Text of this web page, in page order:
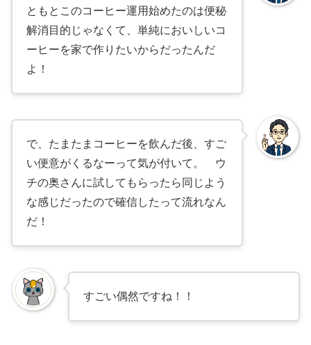
ともとこのコーヒー運用始めたのは便秘
解消目的じゃなくて、単純においしいコ
ーヒーを家で作りたいからだったんだ
よ！
で、たまたまコーヒーを飲んだ後、すご
い便意がくるなーって気が付いて。 ウ
チの奥さんに試してもらったら同じよう
な感じだったので確信したって流れなん
だ！
すごい偶然ですね！！